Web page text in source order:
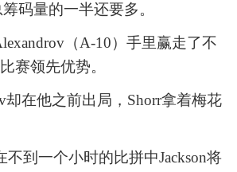
码量的一半还要多。
（A-10）手里赢走了不
赛领先优势。
却在他之前出局，Shorr拿着梅花
不到一个小时的比拼中Jackson将